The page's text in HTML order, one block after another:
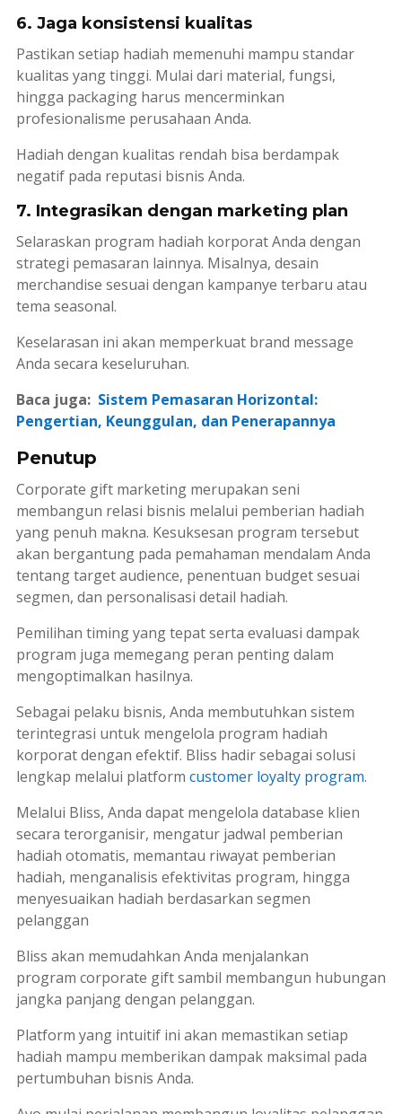
6. Jaga konsistensi kualitas
Pastikan setiap hadiah memenuhi mampu standar
kualitas yang tinggi. Mulai dari material, fungsi,
hingga packagingharus mencerminkan
profesionalisme perusahaan Anda.
Hadiah dengan kualitas rendah bisa berdampak
negatif pada reputasi bisnis Anda.
7. Integrasikan dengan marketing plan
Selaraskan program hadiah korporat Anda dengan
strategi pemasaran lainnya. Misalnya, desain
merchandise sesuai dengan kampanye terbaru atau
tema seasonal.
Keselarasan ini akan memperkuat brand message
Anda secara keseluruhan.
Baca juga: Sistem Pemasaran Horizontal:
Pengertian, Keunggulan, dan Penerapannya
Penutup
Corporate gift marketingmerupakan seni
membangun relasi bisnis melalui pemberian hadiah
yang penuh makna. Kesuksesan program tersebut
akan bergantung pada pemahaman mendalam Anda
tentangtarget audience, penentuan budgetsesuai
segmen, dan personalisasi detail hadiah.
Pemilihan timingyang tepat serta evaluasi dampak
program juga memegang peran penting dalam
mengoptimalkan hasilnya.
Sebagai pelaku bisnis, Anda membutuhkan sistem
terintegrasi untuk mengelola program hadiah
korporat dengan efektif. Bliss hadir sebagai solusi
lengkap melalui platform customer loyalty program.
Melalui Bliss, Anda dapat mengelola database klien
secara terorganisir, mengatur jadwal pemberian
hadiah otomatis, memantau riwayat pemberian
hadiah, menganalisis efektivitas program, hingga
menyesuaikan hadiah berdasarkan segmen
pelanggan
Bliss akan memudahkan Anda menjalankan
program corporate giftsambil membangun hubungan
jangka panjang dengan pelanggan.
Platform yang intuitif ini akan memastikan setiap
hadiah mampu memberikan dampak maksimal pada
pertumbuhan bisnis Anda.